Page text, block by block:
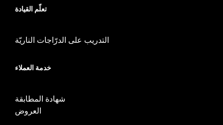
تعلّم القيادة
التدريب على الدرّاجات الناريّة
خدمة العملاء
شهادة المطابقة
العروض